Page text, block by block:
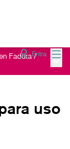
Entra
Fadura /
uso